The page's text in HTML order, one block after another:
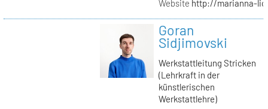
Website http://marianna-
Goran
Sidjimovski
Werkstattleitung Stricken
(Lehrkraft in der
künstlerischen
Werkstattlehre)